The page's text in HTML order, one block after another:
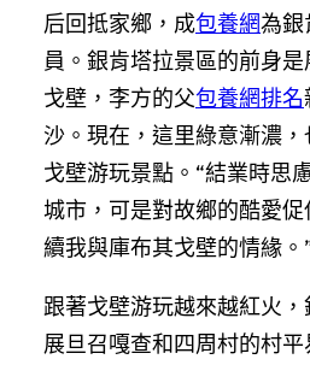
后回抵家鄉，成包養網為銀
員。銀肯塔拉景區的前身
戈壁，李方的父包養網排名
沙。現在，這里綠意漸濃
戈壁游玩景點。“結業時思
城市，可是對故鄉的酷愛
續我與庫布其戈壁的情緣。
跟著戈壁游玩越來越紅火
展旦召嘎查和四周村的村